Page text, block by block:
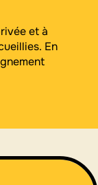
et à
En